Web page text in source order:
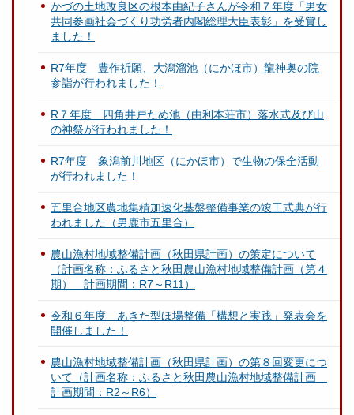
かづの土地改良区の根本由紀子さんが令和７年度「男女
共同参画社会づくり功労者内閣総理大臣表彰」を受賞し
ました！
R7年度 豊作祈願、大潟溜池（にかほ市）龍神奥の院
参詣が行われました！
R７年度 四角井戸ため池（由利本荘市）落水式及び山
の神祭が行われました！
R7年度 象潟前川地区（にかほ市）で生物の保全活動
が行われました！
五里合地区農地集積加速化基盤整備事業の竣工式典が行
われました（男鹿市五里合）
農山漁村地域整備計画（秋田県計画）の策定について
（計画名称：ふるさと秋田農山漁村地域整備計画（第４
期） 計画期間：R7～R11）
令和６年度 あきた型ほ場整備「構想と実践」発表会を
開催しました！
農山漁村地域整備計画（秋田県計画）の第８回変更につ
いて（計画名称：ふるさと秋田農山漁村地域整備計画
計画期間：R2～R6）